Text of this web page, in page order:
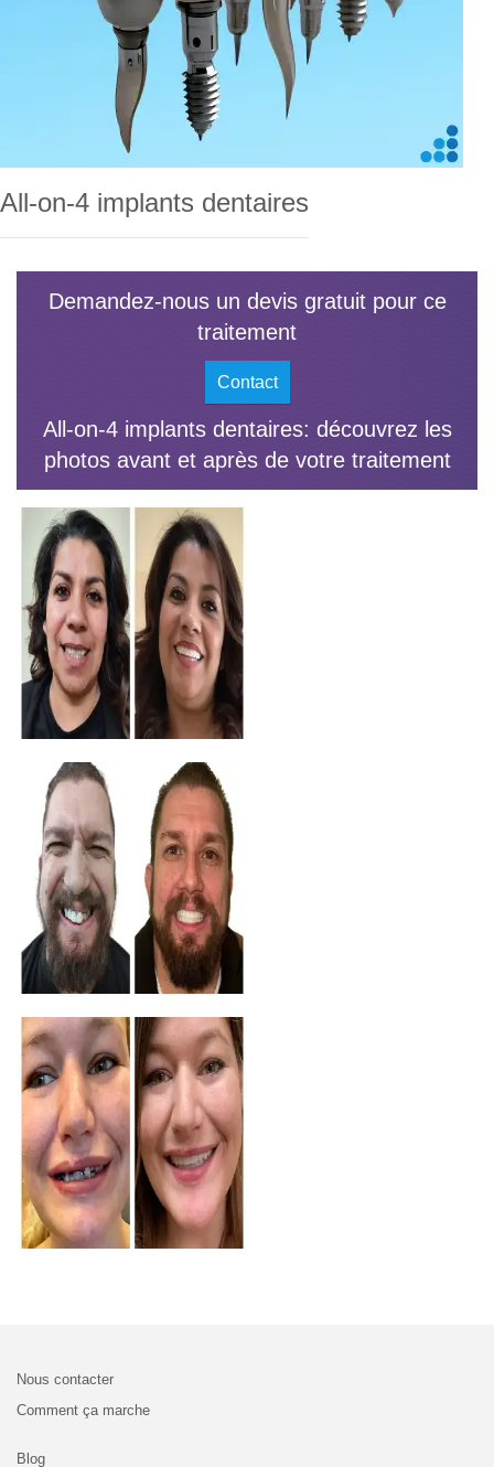
All-on-4 implants dentaires
Demandez-nous un devis gratuit pour ce
traitement
Contact
All-on-4 implants dentaires: découvrez les
photos avant et après de votre traitement
Nous contacter
Comment ça marche
Blog